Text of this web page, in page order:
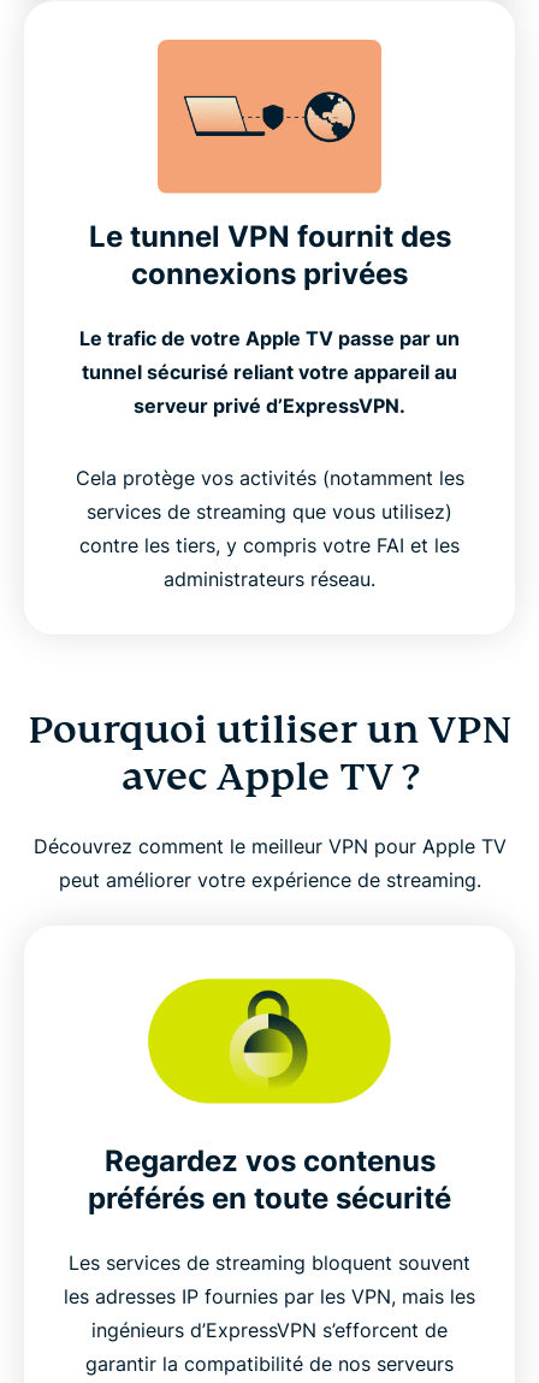
Le tunnel VPN fournit des
connexions privées
Le trafic de votre Apple TV passe par un
tunnel sécurisé reliant votre appareil au
serveur privé d’ExpressVPN.
Cela protège vos activités (notamment les
services de streaming que vous utilisez)
contre les tiers, y compris votre FAI et les
administrateurs réseau.
Pourquoi utiliser un VPN
avec Apple TV ?
Découvrez comment le meilleur VPN pour Apple TV
peut améliorer votre expérience de streaming.
Regardez vos contenus
préférés en toute sécurité
Les services de streaming bloquent souvent
les adresses IP fournies par les VPN, mais les
ingénieurs d’ExpressVPN s’efforcent de
garantir la compatibilité de nos serveurs